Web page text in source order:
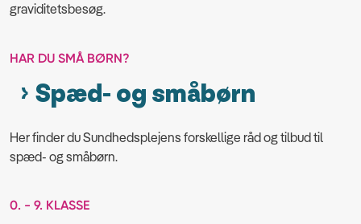
graviditetsbesøg.
HAR DU SMÅ BØRN?
Spæd- og småbørn
Her finder du Sundhedsplejens forskellige råd og tilbud til
spæd- og småbørn.
0. - 9. KLASSE